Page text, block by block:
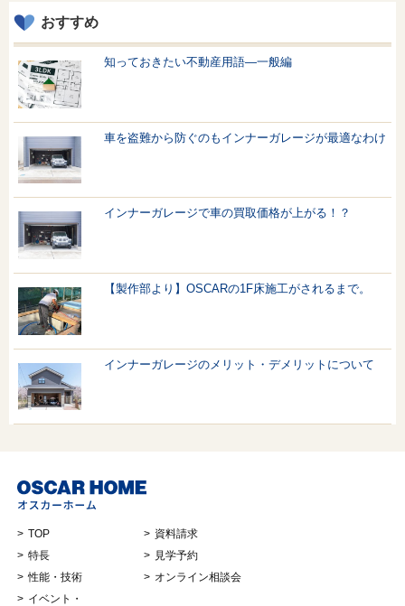
おすすめ
知っておきたい不動産用語—一般編
車を盗難から防ぐのもインナーガレージが最適なわけ
インナーガレージで車の買取価格が上がる！？
【製作部より】OSCARの1F床施工がされるまで。
インナーガレージのメリット・デメリットについて
TOP
特長
性能・技術
イベント・
資料請求
見学予約
オンライン相談会